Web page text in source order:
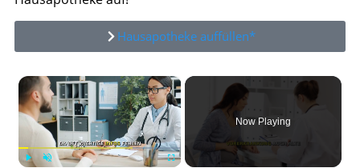
Hausapotheke auffüllen*
×
Now Playing